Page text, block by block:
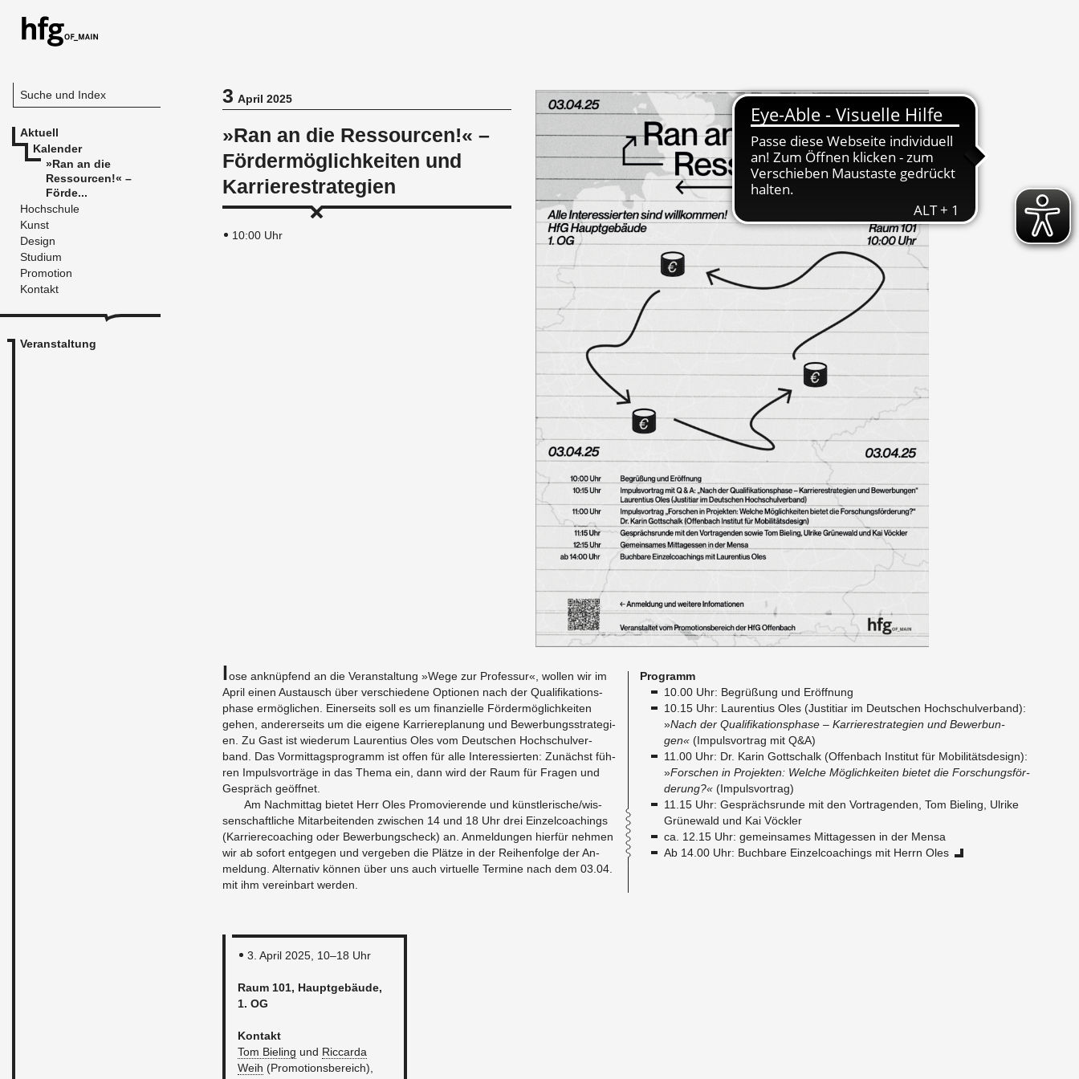
Suche und Index
Aktuell
Kalender
»Ran an die
Ressourcen!« –
Förde...
Hochschule
Kunst
Design
Studium
Promotion
Kontakt
Veranstaltung
3April 2025
»Ran an die Ressourcen!« –
Fördermöglichkeiten und
Karrierestrategien
10:00 Uhr
Lose an­knüp­fend an die Ver­an­stal­tung »Wege zur Pro­fes­sur«, wol­len wir im
April einen Aus­tausch über ver­schie­de­ne Op­tio­nen nach der Qua­li­fi­ka­ti­ons­
pha­se er­mög­li­chen. Ei­ner­seits soll es um fi­nan­zi­el­le För­der­mög­lich­kei­ten
gehen, an­de­rer­seits um die ei­ge­ne Kar­rie­re­pla­nung und Be­wer­bungs­stra­te­gi­
en. Zu Gast ist wie­der­um Lau­ren­ti­us Oles vom Deut­schen Hoch­schul­ver­
band. Das Vor­mit­tags­pro­gramm ist offen für alle In­ter­es­sier­ten: Zu­nächst füh­
ren Im­puls­vor­trä­ge in das Thema ein, dann wird der Raum für Fra­gen und
Ge­spräch ge­öff­net.
Am Nach­mit­tag bie­tet Herr Oles Pro­mo­vie­ren­de und künst­le­ri­sche/wis­
sen­schaft­li­che Mit­ar­bei­ten­den zwi­schen 14 und 18 Uhr drei Ein­zel­coa­chings
(Kar­rie­re­coa­ching oder Be­wer­bungs­check) an. An­mel­dun­gen hier­für neh­men
wir ab so­fort ent­ge­gen und ver­ge­ben die Plät­ze in der Rei­hen­fol­ge der An­
mel­dung. Al­ter­na­tiv kön­nen über uns auch vir­tu­el­le Ter­mi­ne nach dem 03.04.
mit ihm ver­ein­bart wer­den.
Pro­gramm
10.00 Uhr: Be­grü­ßung und Er­öff­nung
10.15 Uhr: Lau­ren­ti­us Oles (Jus­ti­ti­ar im Deut­schen Hoch­schul­ver­band):
»Nach der Qua­li­fi­ka­ti­ons­pha­se – Kar­rie­re­stra­te­gi­en und Be­wer­bun­
gen« (Im­puls­vor­trag mit Q&A)
11.00 Uhr: Dr. Karin Gott­schalk (Of­fen­bach In­sti­tut für Mo­bi­li­täts­de­sign):
»For­schen in Pro­jek­ten: Wel­che Mög­lich­kei­ten bie­tet die For­schungs­för­
de­rung?« (Im­puls­vor­trag)
11.15 Uhr: Ge­sprächs­run­de mit den Vor­tra­gen­den, Tom Bie­ling, Ul­ri­ke
Grü­ne­wald und Kai Vöck­ler
ca. 12.15 Uhr: ge­mein­sa­mes Mit­tag­es­sen in der Mensa
Ab 14.00 Uhr: Buch­ba­re Ein­zel­coa­chings mit Herrn Oles
3. April 2025, 10–18 Uhr
Raum 101, Haupt­ge­bäu­de,
1. OG
Kon­takt
Tom Bie­ling und Ric­car­da
Weih (Pro­mo­ti­ons­be­reich),